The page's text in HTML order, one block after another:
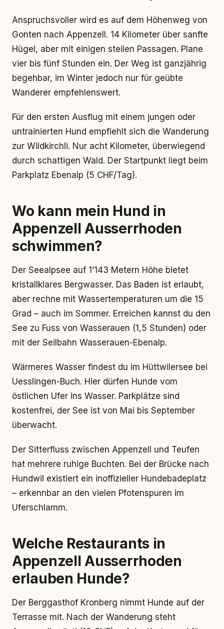
Anspruchsvoller wird es auf dem Höhenweg von
Gonten nach Appenzell. 14 Kilometer über sanfte
Hügel, aber mit einigen steilen Passagen. Plane
vier bis fünf Stunden ein. Der Weg ist ganzjährig
begehbar, im Winter jedoch nur für geübte
Wanderer empfehlenswert.
Für den ersten Ausflug mit einem jungen oder
untrainierten Hund empfiehlt sich die Wanderung
zur Wildkirchli. Nur acht Kilometer, überwiegend
durch schattigen Wald. Der Startpunkt liegt beim
Parkplatz Ebenalp (5 CHF/Tag).
Wo kann mein Hund in
Appenzell Ausserrhoden
schwimmen?
Der Seealpsee auf 1’143 Metern Höhe bietet
kristallklares Bergwasser. Das Baden ist erlaubt,
aber rechne mit Wassertemperaturen um die 15
Grad – auch im Sommer. Erreichen kannst du den
See zu Fuss von Wasserauen (1,5 Stunden) oder
mit der Seilbahn Wasserauen-Ebenalp.
Wärmeres Wasser findest du im Hüttwilersee bei
Uesslingen-Buch. Hier dürfen Hunde vom
östlichen Ufer ins Wasser. Parkplätze sind
kostenfrei, der See ist von Mai bis September
überwacht.
Der Sitterfluss zwischen Appenzell und Teufen
hat mehrere ruhige Buchten. Bei der Brücke nach
Hundwil existiert ein inoffizieller Hundebadeplatz
– erkennbar an den vielen Pfotenspuren im
Uferschlamm.
Welche Restaurants in
Appenzell Ausserrhoden
erlauben Hunde?
Der Berggasthof Kronberg nimmt Hunde auf der
Terrasse mit. Nach der Wanderung steht